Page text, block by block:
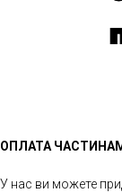
ОПЛАТА
У нас ви можете